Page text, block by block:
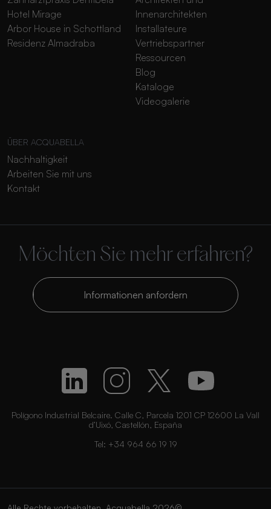
Hotel Mirage
Arbor House in Schottland
Residenz Almadraba
Innenarchitekten
Installateure
Vertriebspartner
Ressourcen
Blog
Kataloge
Videogalerie
ÜBER ACQUABELLA
Nachhaltigkeit
Arbeiten Sie mit uns
Kontakt
Möchten Sie mehr erfahren?
Informationen anfordern
Polígono Industrial Belcaire. Calle C, Parcela 1201 CP 12600 La Vall
d’Uixó, Castellón, España
Tel: +34 964 66 19 19